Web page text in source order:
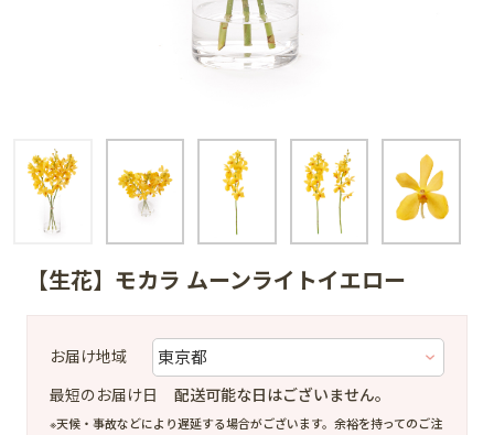
【生花】モカラ ムーンライトイエロー
お届け地域
最短のお届け日
配送可能な日はございません。
※天候・事故などにより遅延する場合がございます。余裕を持ってのご注